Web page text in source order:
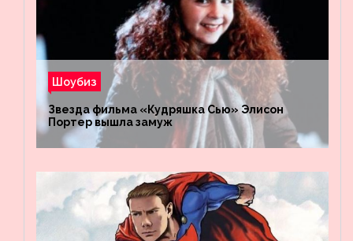
Шоубиз
Звезда фильма «Кудряшка Сью» Элисон
Портер вышла замуж